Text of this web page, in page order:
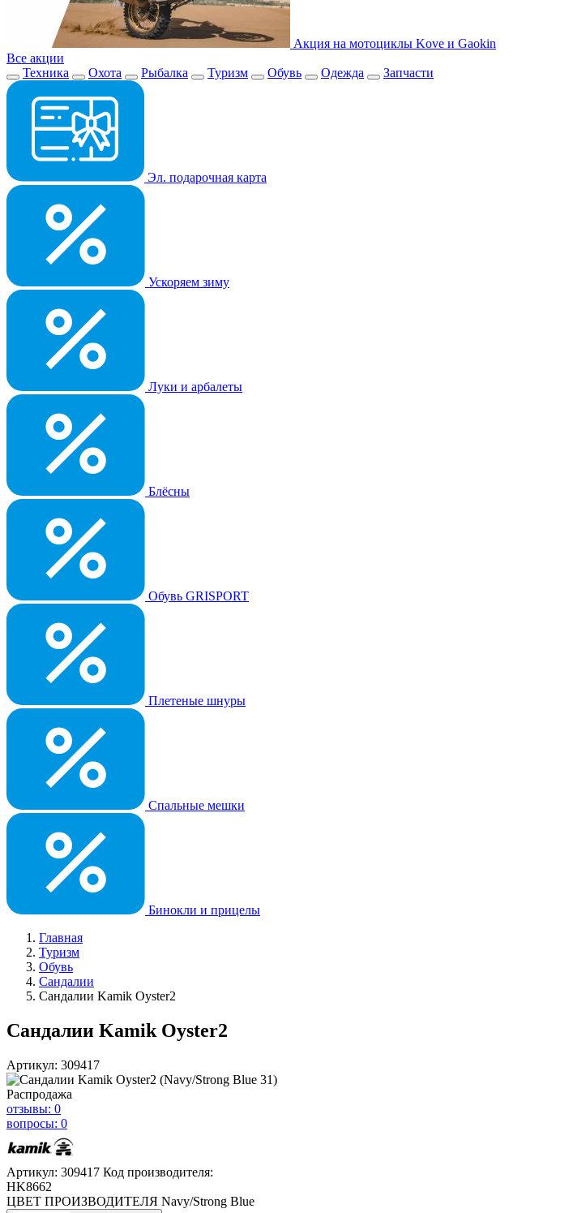
Акция на мотоциклы Kove и Gaokin
Все акции
Техника
Охота Рыбалка Туризм Обувь Одежда Запчасти
Эл. подарочная карта
Ускоряем зиму
Луки и арбалеты
Блёсны
Обувь GRISPORT
Плетеные шнуры
Спальные мешки
Бинокли и прицелы
Главная
Туризм
Обувь
Сандалии
Сандалии Kamik Oyster2
Сандалии Kamik Oyster2
Артикул: 309417
Распродажа
отзывы: 0
вопросы: 0
Артикул: 309417 Код производителя:
HK8662
ЦВЕТ ПРОИЗВОДИТЕЛЯ Navy/Strong Blue